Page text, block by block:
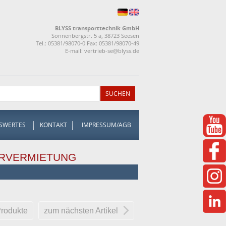
BLYSS transporttechnik GmbH
Sonnenbergstr. 5 a, 38723 Seesen
Tel.: 05381/98070-0 Fax: 05381/98070-49
E-mail: vertrieb-se@blyss.de
KONTAKT IMPRESSUM/AGB
zum nächsten Artikel